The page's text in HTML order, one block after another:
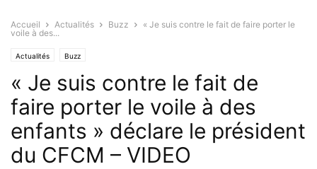
Accueil Actualités Buzz
« Je suis contre le fait de faire porter le
voile à des...
Actualités Buzz
« Je suis contre le fait de
faire porter le voile à des
enfants » déclare le président
du CFCM – VIDEO